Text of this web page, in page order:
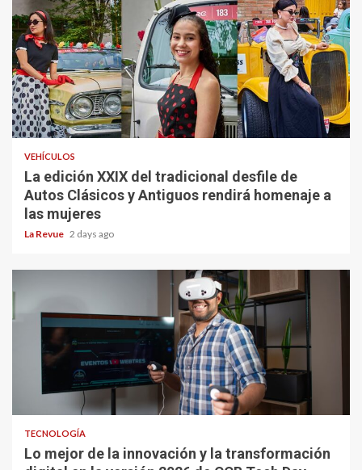
VEHÍCULOS
La edición XXIX del tradicional desfile de
Autos Clásicos y Antiguos rendirá homenaje a
las mujeres
La Revue 2 days ago
TECNOLOGÍA
Lo mejor de la innovación y la transformación